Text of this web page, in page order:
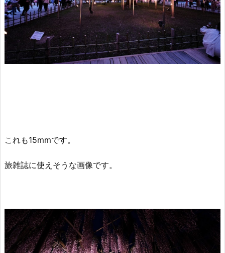
これも15mmです。
旅雑誌に使えそうな画像です。